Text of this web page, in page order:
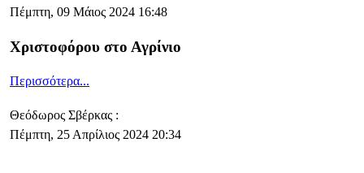
Πέμπτη, 09 Μάιος 2024 16:48
Χριστοφόρου στο Αγρίνιο
Περισσότερα...
Θεόδωρος Σβέρκας :
Πέμπτη, 25 Απρίλιος 2024 20:34